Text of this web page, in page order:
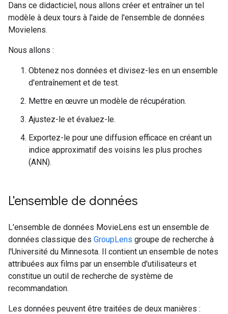
Dans ce didacticiel, nous allons créer et entraîner un tel
modèle à deux tours à l'aide de l'ensemble de données
Movielens.
Nous allons :
Obtenez nos données et divisez-les en un ensemble
d'entraînement et de test.
Mettre en œuvre un modèle de récupération.
Ajustez-le et évaluez-le.
Exportez-le pour une diffusion efficace en créant un
indice approximatif des voisins les plus proches
(ANN).
L'ensemble de données
L'ensemble de données MovieLens est un ensemble de
données classique des GroupLens groupe de recherche à
l'Université du Minnesota. Il contient un ensemble de notes
attribuées aux films par un ensemble d'utilisateurs et
constitue un outil de recherche de système de
recommandation.
Les données peuvent être traitées de deux manières :